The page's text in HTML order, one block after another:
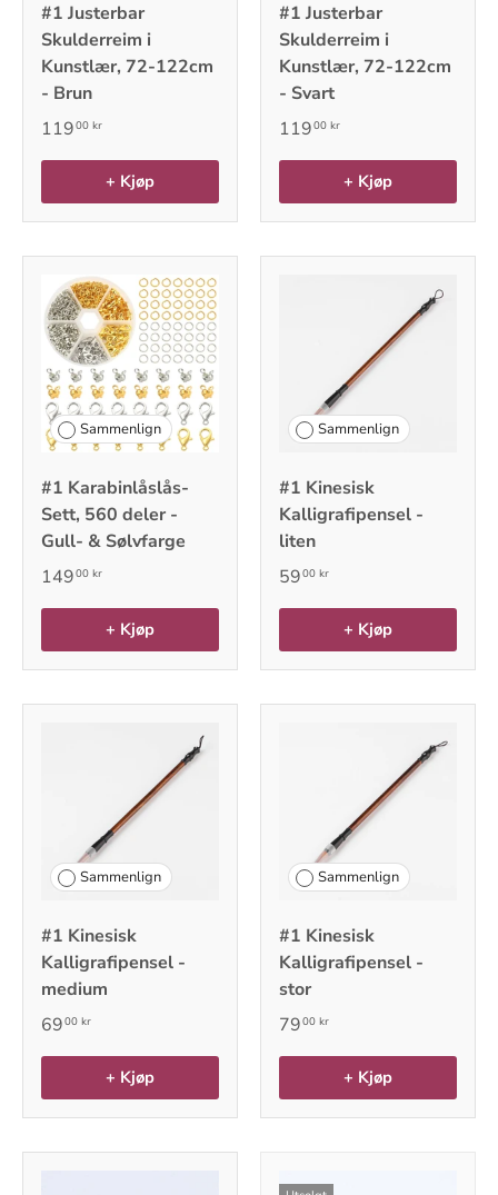
#1 Justerbar
Skulderreim i
Kunstlær, 72-122cm
- Brun
11900 kr
+ Kjøp
#1 Justerbar
Skulderreim i
Kunstlær, 72-122cm
- Svart
11900 kr
+ Kjøp
Sammenlign
#1 Karabinlåslås-
Sett, 560 deler -
Gull- & Sølvfarge
14900 kr
+ Kjøp
Sammenlign
#1 Kinesisk
Kalligrafipensel -
liten
5900 kr
+ Kjøp
Sammenlign
#1 Kinesisk
Kalligrafipensel -
medium
6900 kr
+ Kjøp
Sammenlign
#1 Kinesisk
Kalligrafipensel -
stor
7900 kr
+ Kjøp